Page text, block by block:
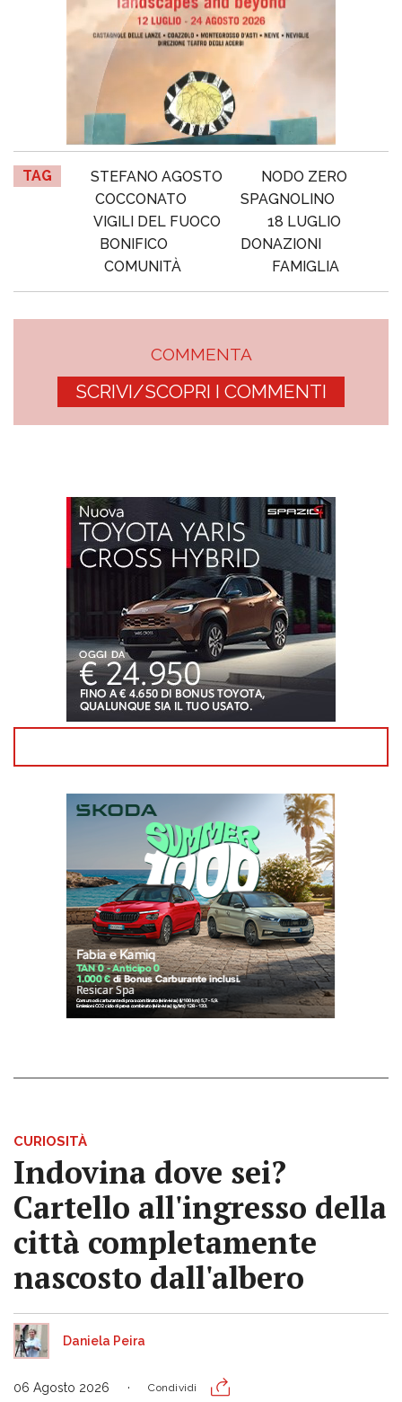
TAG STEFANO AGOSTO
NODO ZERO
COCCONATO
SPAGNOLINO
VIGILI DEL FUOCO
18 LUGLIO
BONIFICO
DONAZIONI
COMUNITÀ
FAMIGLIA
COMMENTA
SCRIVI/SCOPRI I COMMENTI
CURIOSITÀ
Indovina dove sei?
Cartello all'ingresso della
città completamente
nascosto dall'albero
Daniela Peira
06 Agosto 2026 Condividi